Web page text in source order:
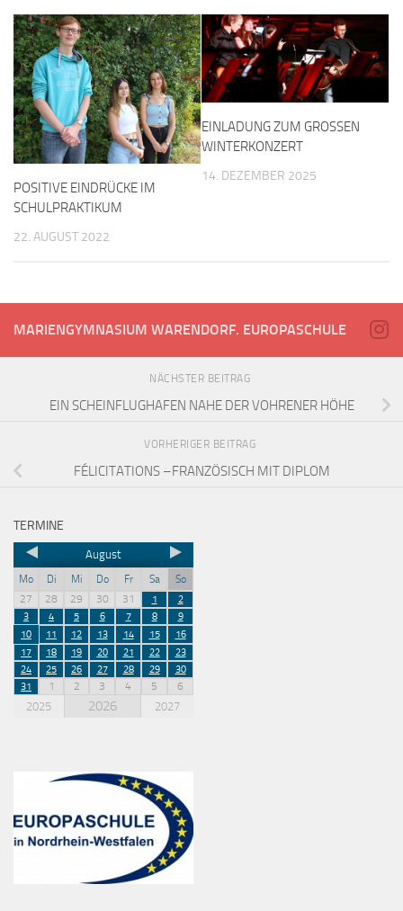
POSITIVE EINDRÜCKE IM
SCHULPRAKTIKUM
22. AUGUST 2022
EINLADUNG ZUM GROSSEN
WINTERKONZERT
14. DEZEMBER 2025
MARIENGYMNASIUM WARENDORF. EUROPASCHULE
NÄCHSTER BEITRAG
EIN SCHEINFLUGHAFEN NAHE DER VOHRENER HÖHE
VORHERIGER BEITRAG
FÉLICITATIONS –FRANZÖSISCH MIT DIPLOM
TERMINE
August
Mo Di Mi Do Fr Sa
So
27
28 29 30 31 1
2
3
4 5 6 7 8
9
10
11 12 13 14 15
16
17
18 19 20 21 22
23
24
25 26 27 28 29
30
31
1 2 3 4 5 6
2025 2026 2027